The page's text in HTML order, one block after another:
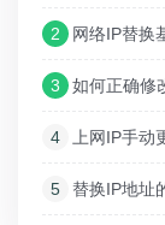
2 网络IP替换
3 如何正确修
4 上网IP手动
5 替换IP地址